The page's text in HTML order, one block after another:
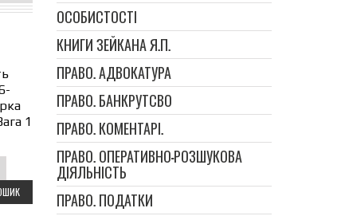
1
ОСОБИСТОСТІ
КНИГИ ЗЕЙКАНА Я.П.
ПРАВО. АДВОКАТУРА
ПРАВО. БАНКРУТСВО
ПРАВО. КОМЕНТАРІ.
ПРАВО. ОПЕРАТИВНО-РОЗШУКОВА
ДІЯЛЬНІСТЬ
ПРАВО. ПОДАТКИ